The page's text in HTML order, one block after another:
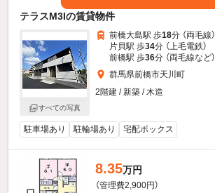
テラスM3Iの賃貸物件
すべての写真
前橋大島駅 歩18分 （両毛線）
片貝駅 歩34分 （上毛電鉄）
前橋駅 歩36分 （両毛線など）
群馬県前橋市天川町
2階建 / 新築 / 木造
駐車場あり 駐輪場あり 宅配ボックス
8.35万円
（管理費2,900円）